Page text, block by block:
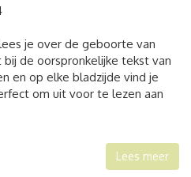
je over de geboorte van
bij de oorspronkelijke tekst van
en op elke bladzijde vind je
om uit voor te lezen aan
Lees meer